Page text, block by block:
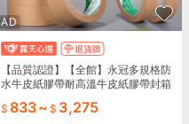
AD
【品質認證】【全館】永冠多規格防
水牛皮紙膠帶耐高溫牛皮紙膠帶封箱
833~ 3,275